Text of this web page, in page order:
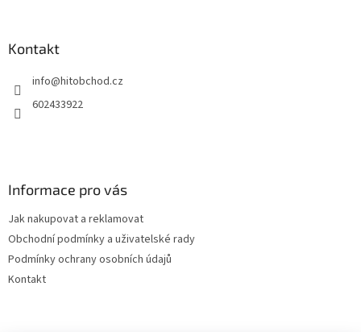
Kontakt
info@hitobchod.cz
602433922
Informace pro vás
Jak nakupovat a reklamovat
Obchodní podmínky a uživatelské rady
Podmínky ochrany osobních údajů
Kontakt